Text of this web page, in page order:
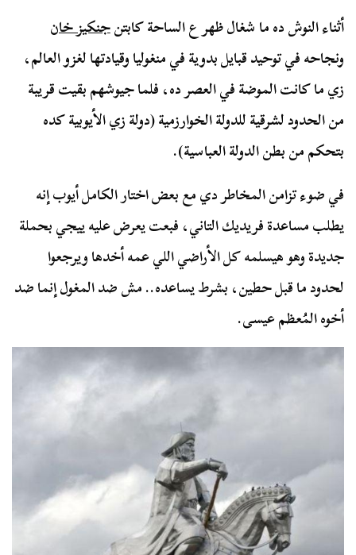
أثناء النوش ده ما شغال ظهر ع الساحة كابتنجنكيز خان
ونجاحه في توحيد قبايل بدوية في منغوليا وقيادتها لغزو العالم،
زي ما كانت الموضة في العصر ده، فلما جيوشهم بقيت قريبة
من الحدود لشرقية للدولة الخوارزمية (دولة زي الأيوبية كده
بتحكم من بطن الدولة العباسية).
في ضوء تزامن المخاطر دي مع بعض اختار الكامل أيوب إنه
يطلب مساعدة فريديك التاني، فبعت يعرض عليه ييجي بحملة
جديدة وهو هيسلمه كل الأراضي اللي عمه أخدها ويرجعوا
لحدود ما قبل حطين، بشرط يساعده.. مش ضد المغول إنما ضد
أخوه المُعظم عيسى.